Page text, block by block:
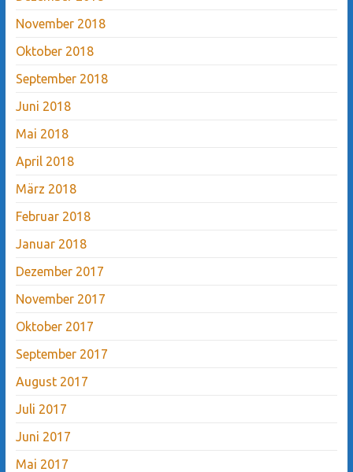
November 2018
Oktober 2018
September 2018
Juni 2018
Mai 2018
April 2018
März 2018
Februar 2018
Januar 2018
Dezember 2017
November 2017
Oktober 2017
September 2017
August 2017
Juli 2017
Juni 2017
Mai 2017